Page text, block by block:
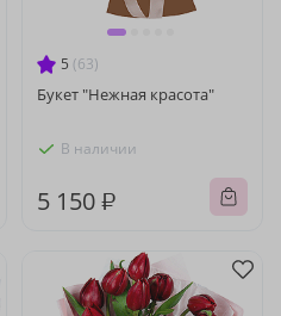
5 (63)
Букет "Нежная красота"
В наличии
5 150 ₽